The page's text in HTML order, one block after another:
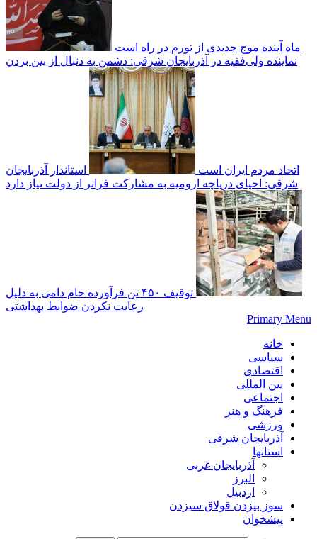
ماه آینده موج جدیدی از تورم در راه است
نماینده ولی‌فقیه در آذربایجان شرقی: دشمن به دنبال از بین بردن
اتحاد مردم ایران است
استاندار آذربایجان
شرقی: احیای دریاچه ارومیه به مشارکت فراتر از دولت نیاز دارد
توقیف ۴۵۰ تن فرآورده خام دامی به دلیل
رعایت نکردن ضوابط بهداشتی
Primary Menu
خانه
سیاسی
اقتصادی
بین المللی
اجتماعی
فرهنگ و هنر
ورزشی
آذربایجان شرقی
استانها
آذربایجان غربی
البرز
اردبیل
سوز بیزدن قولاق سیزدن
پیشخوان